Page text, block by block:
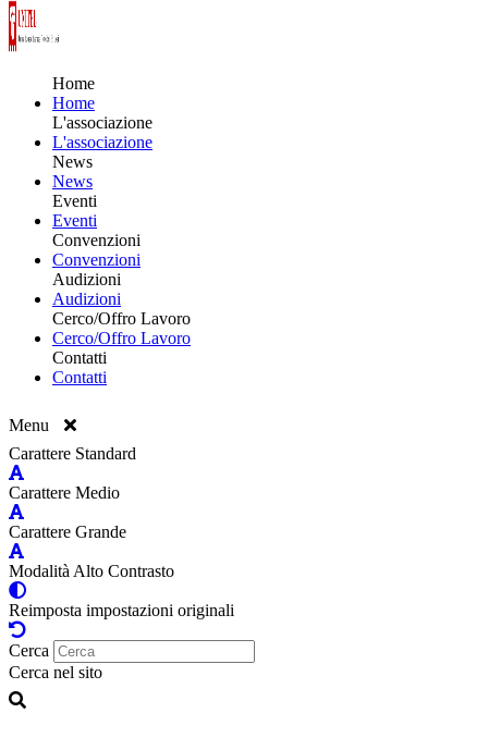
Home
Home
L'associazione
L'associazione
News
News
Eventi
Eventi
Convenzioni
Convenzioni
Audizioni
Audizioni
Cerco/Offro Lavoro
Cerco/Offro Lavoro
Contatti
Contatti
Menu
Carattere Standard
Carattere Medio
Carattere Grande
Modalità Alto Contrasto
Reimposta impostazioni originali
Cerca
Cerca nel sito